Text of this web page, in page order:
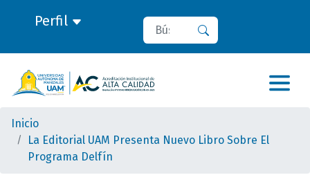
Perfil Buscar
Inicio
La Editorial UAM Presenta Nuevo Libro Sobre El
Programa Delfín